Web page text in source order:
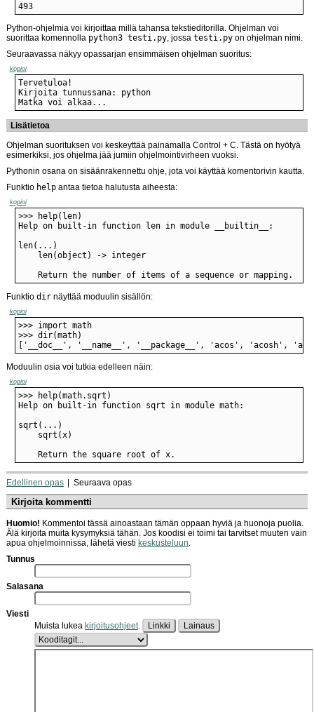
493
Python-ohjelmia voi kirjoittaa millä tahansa tekstieditorilla. Ohjelman voi
suorittaa komennolla python3 testi.py, jossa testi.py on ohjelman nimi.
Seuraavassa näkyy opassarjan ensimmäisen ohjelman suoritus:
kopioi
Matka voi alkaa...
Lisätietoa
Ohjelman suorituksen voi keskeyttää painamalla Control + C. Tästä on hyötyä
esimerkiksi, jos ohjelma jää jumiin ohjelmointivirheen vuoksi.
Pythonin osana on sisäänrakennettu ohje, jota voi käyttää komentorivin kautta.
Funktio help antaa tietoa halutusta aiheesta:
kopioi
    Return the number of items of a sequence or mapping.
Funktio dir näyttää moduulin sisällön:
kopioi
['__doc__', '__name__', '__package__', 'acos',
Moduulin osia voi tutkia edelleen näin:
kopioi
    Return the square root of x.
Edellinen opas Seuraava opas
Kirjoita kommentti
Huomio! Kommentoi tässä ainoastaan tämän oppaan hyviä ja huonoja puolia.
Älä kirjoita muita kysymyksiä tähän. Jos koodisi ei toimi tai tarvitset muuten vain
apua ohjelmoinnissa, lähetä viesti keskusteluun.
Tunnus
Salasana
Viesti
Muista lukea kirjoitusohjeet Linkki Lainaus